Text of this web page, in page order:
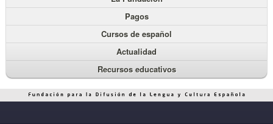
Pagos
Cursos de español
Actualidad
Recursos educativos